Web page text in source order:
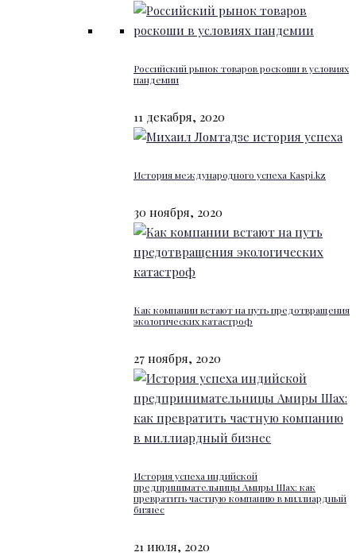
Российский рынок товаров роскоши в условиях
пандемии
11 декабря, 2020
История международного успеха Kaspi.kz
30 ноября, 2020
Как компании встают на путь предотвращения
экологических катастроф
27 ноября, 2020
История успеха индийской
предпринимательницы Амиры Шах: как
превратить частную компанию в миллиардный
бизнес
21 июля, 2020